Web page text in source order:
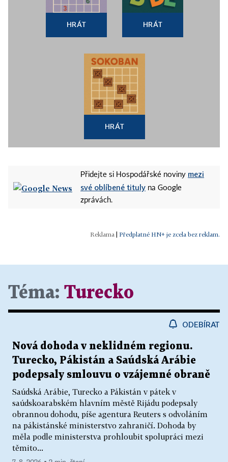
HRÁT HRÁT
HRÁT
Přidejte si Hospodářské noviny mezi
své oblíbené tituly na Google
zprávách.
Předplatné HN+ je zcela bez reklam.
Téma: Turecko
ODEBÍRAT
Nová dohoda v neklidném regionu.
Turecko, Pákistán a Saúdská Arábie
podepsaly smlouvu o vzájemné obraně
Saúdská Arábie, Turecko a Pákistán v pátek v
saúdskoarabském hlavním městě Rijádu podepsaly
obrannou dohodu, píše agentura Reuters s odvoláním
na pákistánské ministerstvo zahraničí. Dohoda by
měla podle ministerstva prohloubit spolupráci mezi
těmito...